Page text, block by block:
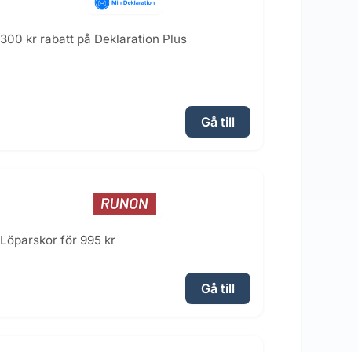
300 kr rabatt på Deklaration Plus
Gå till
Löparskor för 995 kr
Gå till